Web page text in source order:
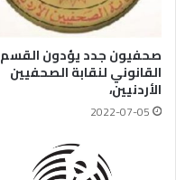
صحفيون جدد يؤدون القسم
القانوني لنقابة الصحفيين
الأردنيين،
2022-07-05